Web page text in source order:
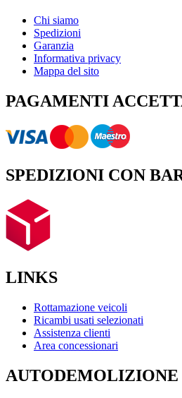
Chi siamo
Spedizioni
Garanzia
Informativa privacy
Mappa del sito
PAGAMENTI
SPEDIZIONI CON
LINKS
Rottamazione veicoli
Ricambi usati selezionati
Assistenza clienti
Area concessionari
AUTODEMOLIZIONE